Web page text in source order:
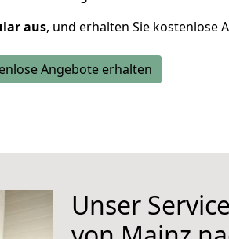
aus, und erhalten Sie kostenlose
Angebote erhalten
Unser